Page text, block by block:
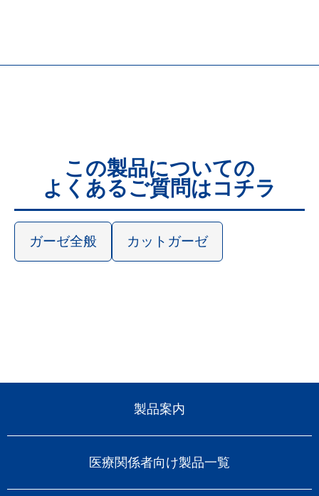
この製品についての
よくあるご質問はコチラ
ガーゼ全般 カットガーゼ
製品案内
医療関係者向け製品一覧